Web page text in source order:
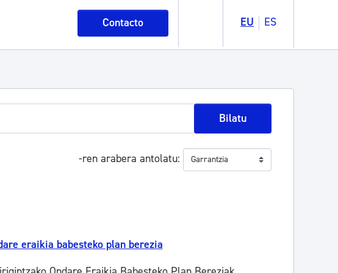
Contacto
EU ES
Bilatu
-ren arabera antolatu
eraikia babesteko plan berezia